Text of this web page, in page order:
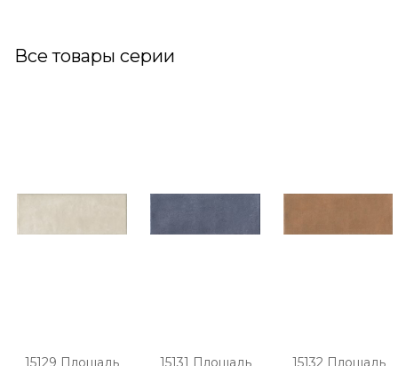
Все товары серии
15129 Площадь
15131 Площадь
15132 Площадь